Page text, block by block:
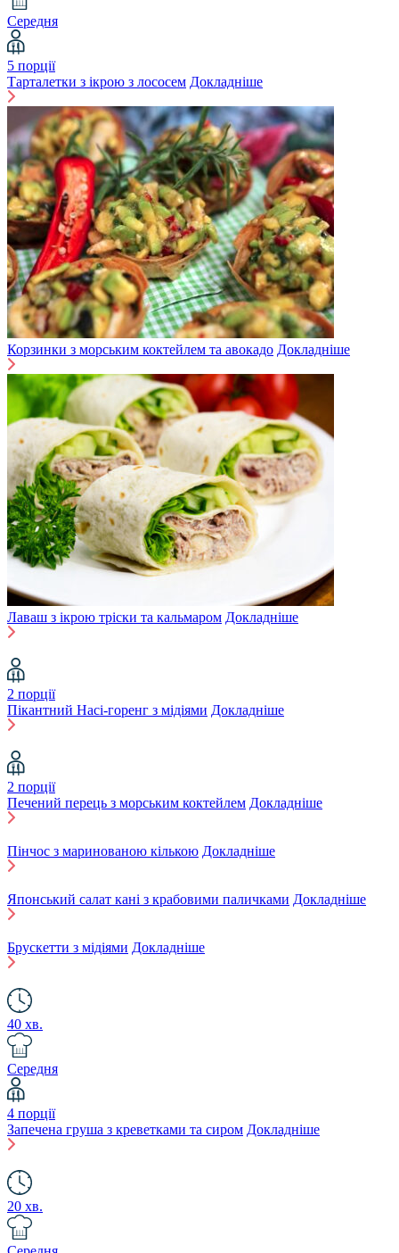
Середня
5 порції
Тарталетки з ікрою з лососем Докладніше
Корзинки з морським коктейлем та авокадо Докладніше
Лаваш з ікрою тріски та кальмаром Докладніше
2 порції
Пікантний Насі-горенг з мідіями Докладніше
2 порції
Печений перець з морським коктейлем Докладніше
Пінчос з маринованою кількою Докладніше
Японський салат кані з крабовими паличками Докладніше
Брускетти з мідіями Докладніше
40 хв.
Середня
4 порції
Запечена груша з креветками та сиром Докладніше
20 хв.